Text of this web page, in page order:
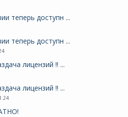
теперь доступн ...
теперь доступн ...
лицензий !! ...
лицензий !! ...
24